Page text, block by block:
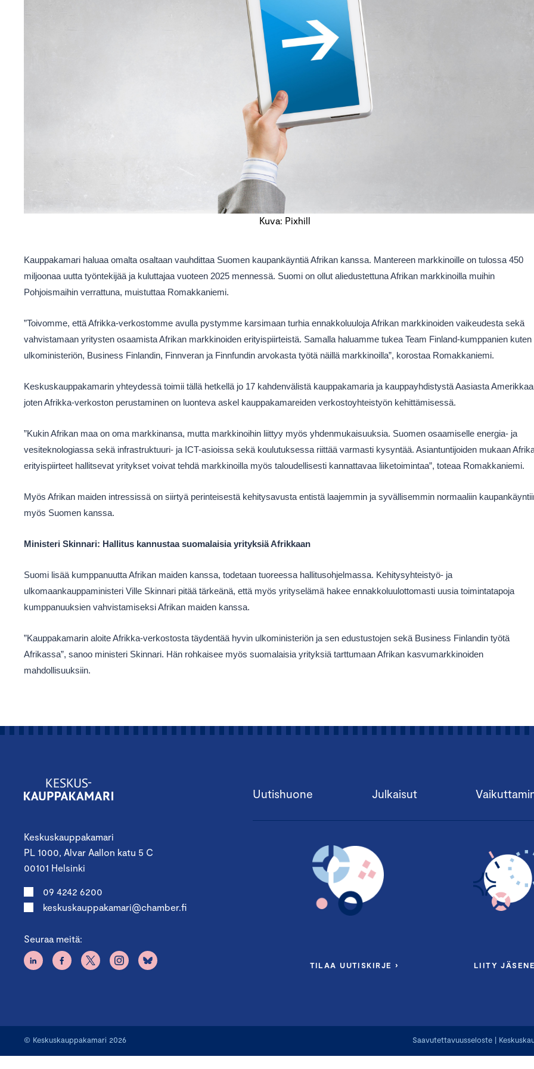
Kuva: Pixhill
Kauppakamari haluaa omalta osaltaan vauhdittaa Suomen kaupankäyntiä Afrikan kanssa. Mantereen markkinoille on tulossa 450
miljoonaa uutta työntekijää ja kuluttajaa vuoteen 2025 mennessä. Suomi on ollut aliedustettuna Afrikan markkinoilla muihin
Pohjoismaihin verrattuna, muistuttaa Romakkaniemi.
”Toivomme, että Afrikka-verkostomme avulla pystymme karsimaan turhia ennakkoluuloja Afrikan markkinoiden vaikeudesta sekä
vahvistamaan yritysten osaamista Afrikan markkinoiden erityispiirteistä. Samalla haluamme tukea Team Finland-kumppanien kuten
ulkoministeriön, Business Finlandin, Finnveran ja Finnfundin arvokasta työtä näillä markkinoilla”, korostaa Romakkaniemi.
Keskuskauppakamarin yhteydessä toimii tällä hetkellä jo 17 kahdenvälistä kauppakamaria ja kauppayhdistystä Aasiasta
joten Afrikka-verkoston perustaminen on luonteva askel kauppakamareiden verkostoyhteistyön kehittämisessä.
”Kukin Afrikan maa on oma markkinansa, mutta markkinoihin liittyy myös yhdenmukaisuuksia. Suomen osaamiselle energia- ja
vesiteknologiassa sekä infrastruktuuri- ja ICT-asioissa sekä koulutuksessa riittää varmasti kysyntää. Asiantuntijoiden mukaan
erityispiirteet hallitsevat yritykset voivat tehdä markkinoilla myös taloudellisesti kannattavaa liiketoimintaa”, toteaa Romakkaniemi.
Myös Afrikan maiden intressissä on siirtyä perinteisestä kehitysavusta entistä laajemmin ja syvällisemmin normaaliin
myös Suomen kanssa.
Ministeri Skinnari: Hallitus kannustaa suomalaisia yrityksiä Afrikkaan
Suomi lisää kumppanuutta Afrikan maiden kanssa, todetaan tuoreessa hallitusohjelmassa. Kehitysyhteistyö- ja
ulkomaankauppaministeri Ville Skinnari pitää tärkeänä, että myös yrityselämä hakee ennakkoluulottomasti uusia toimintatapoja
kumppanuuksien vahvistamiseksi Afrikan maiden kanssa.
”Kauppakamarin aloite Afrikka-verkostosta täydentää hyvin ulkoministeriön ja sen edustustojen sekä Business Finlandin työtä
Afrikassa”, sanoo ministeri Skinnari. Hän rohkaisee myös suomalaisia yrityksiä tarttumaan Afrikan kasvumarkkinoiden
mahdollisuuksiin.
Keskuskauppakamari
PL 1000, Alvar Aallon katu 5 C
00101 Helsinki
09 4242 6200
keskuskauppakamari@chamber.fi
Seuraa meitä:
Uutishuone Julkaisut
TILAA UUTISKIRJE › LIITY
© Keskuskauppakamari 2026 Saavutettavuusseloste |